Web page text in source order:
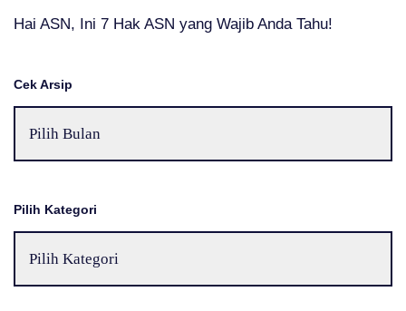
Hai ASN, Ini 7 Hak ASN yang Wajib Anda Tahu!
Cek Arsip
Pilih Kategori